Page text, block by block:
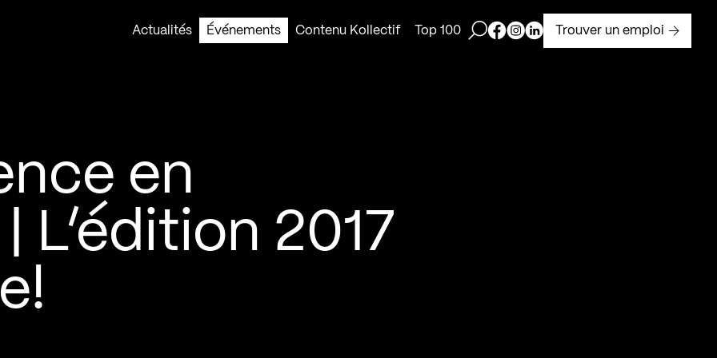
Actualités
Événements Contenu Kollectif Top 100 Ouvrir la barre de recherche
Page Facebook de Kollectif
Page Instagram de Kollectif
Page Linkedin de Kollectif
Trouver un emploi
en
2017